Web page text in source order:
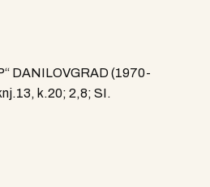
DANILOVGRAD (1970-
k.20; 2,8; SI.